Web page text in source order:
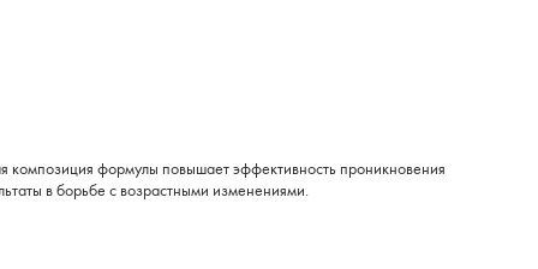
композиция формулы повышает эффективность проникновения
в борьбе с возрастными изменениями.